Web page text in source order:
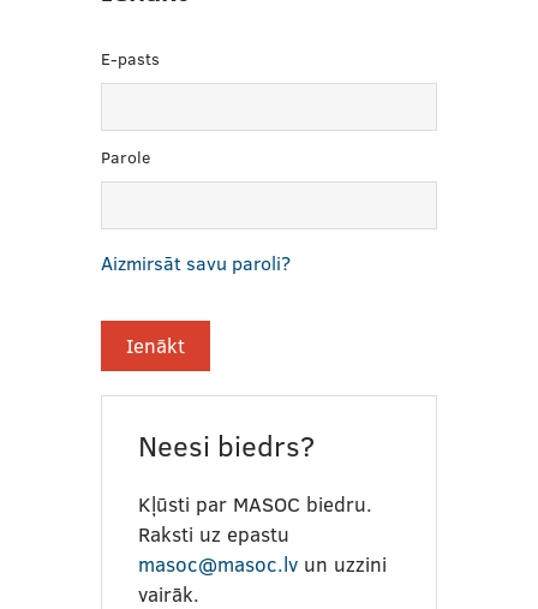
E-pasts
Parole
Aizmirsāt savu paroli?
Neesi biedrs?
Kļūsti par MASOC biedru.
Raksti uz epastu
masoc@masoc.lv un uzzini
vairāk.